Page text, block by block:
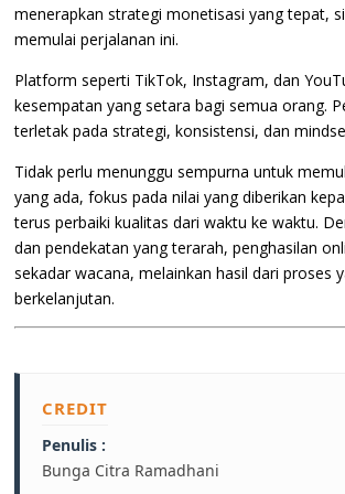
menerapkan strategi monetisasi yang tepat,
memulai perjalanan ini.
Platform seperti TikTok, Instagram, dan
kesempatan yang setara bagi semua orang.
terletak pada strategi, konsistensi, dan
Tidak perlu menunggu sempurna untuk
yang ada, fokus pada nilai yang diberikan
terus perbaiki kualitas dari waktu ke waktu.
dan pendekatan yang terarah, penghasilan
sekadar wacana, melainkan hasil dari proses
berkelanjutan.
CREDIT
Penulis :
Bunga Citra Ramadhani